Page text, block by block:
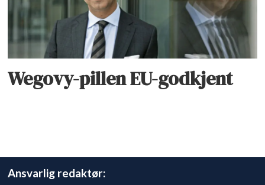
Wegovy-pillen EU-godkjent
Ansvarlig redaktør: